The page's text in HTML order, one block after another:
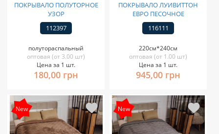
ПОКРЫВАЛО ПОЛУТОРНОЕ
УЗОР
112397
полутораспальный
оптовая (от 3.00 шт)
Цена за 1 шт.
180,00 грн
ПОКРЫВАЛО ЛУИВИТТОН
ЕВРО ПЕСОЧНОЕ
116111
220см*240см
оптовая (от 1.00 шт)
Цена за 1 шт.
945,00 грн
New New